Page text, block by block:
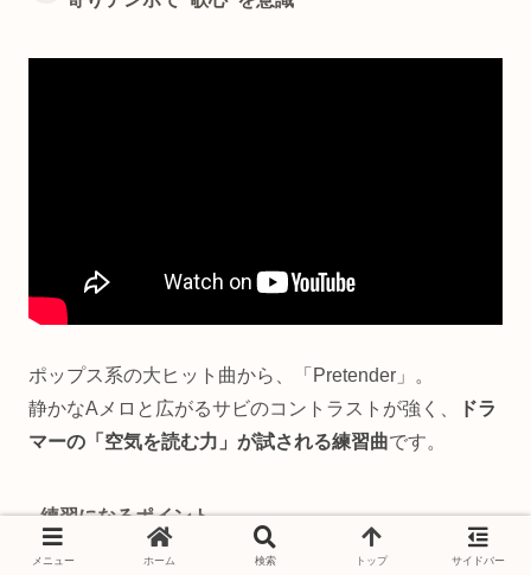
ポップス系の大ヒット曲から、「Pretender」。
静かなAメロと広がるサビのコントラストが強く、
ドラ
マーの「空気を読む力」が試される練習曲です。
練習になるポイント
メニュー ホーム 検索 トップ サイドバー